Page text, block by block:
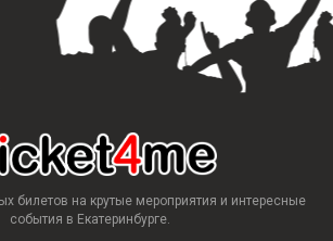
билетов на крутые мероприятия и интересные
события в Екатеринбурге.